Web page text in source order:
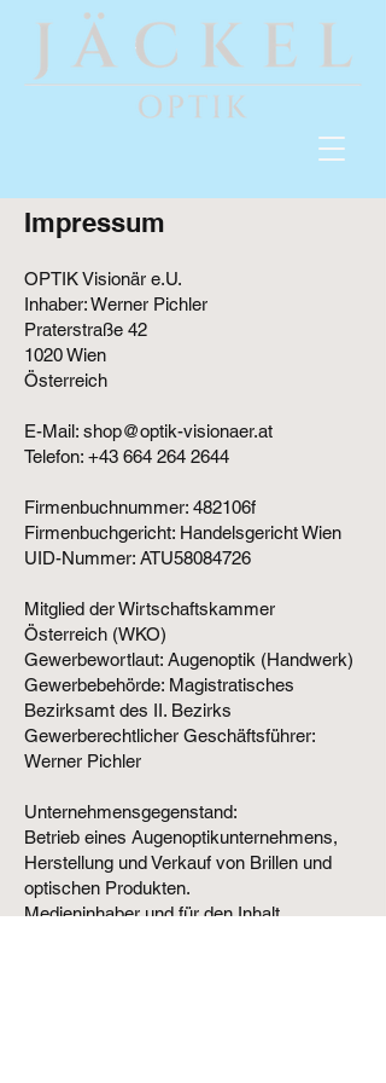
Impressum
OPTIK Visionär e.U.
Inhaber: Werner Pichler
Praterstraße 42
1020 Wien
Österreich
E-Mail: shop@optik-visionaer.at
Telefon: +43 664 264 2644
Firmenbuchnummer: 482106f
Firmenbuchgericht: Handelsgericht Wien
UID-Nummer: ATU58084726
Mitglied der Wirtschaftskammer
Österreich (WKO)
Gewerbewortlaut: Augenoptik (Handwerk)
Gewerbebehörde: Magistratisches
Bezirksamt des II. Bezirks
Gewerberechtlicher Geschäftsführer:
Werner Pichler
Unternehmensgegenstand:
Betrieb eines Augenoptikunternehmens,
Herstellung und Verkauf von Brillen und
optischen Produkten.
Medieninhaber und für den Inhalt